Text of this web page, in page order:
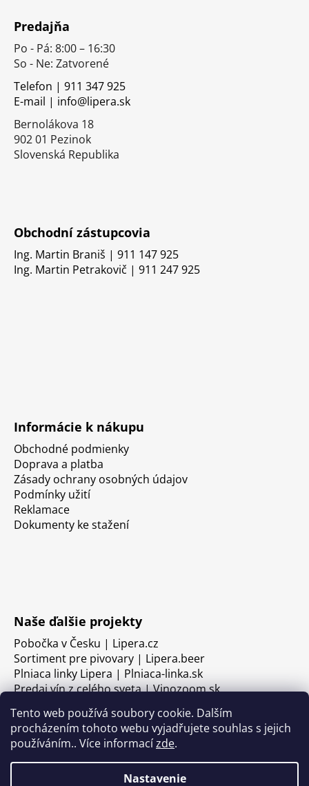
Tento web používá soubory cookie. Dalším
procházením tohoto webu vyjadřujete souhlas s jejich
používáním.. Více informacízde.
Nastavenie
Predajňa
Po - Pá: 8:00 – 16:30
So - Ne: Zatvorené
Telefon | 911 347 925
E-mail | info@lipera.sk
Bernolákova 18
902 01 Pezinok
Slovenská Republika
Obchodní zástupcovia
Ing. Martin Braniš | 911 147 925
Ing. Martin Petrakovič | 911 247 925
Informácie k nákupu
Obchodné podmienky
Doprava a platba
Zásady ochrany osobných údajov
Podmínky užití
Reklamace
Dokumenty ke stažení
Naše ďalšie projekty
Pobočka v Česku | Lipera.cz
Sortiment pre pivovary | Lipera.beer
Plniaca linky Lipera | Plniaca-linka.sk
Predaj vín z celého sveta | Vinozoom.sk